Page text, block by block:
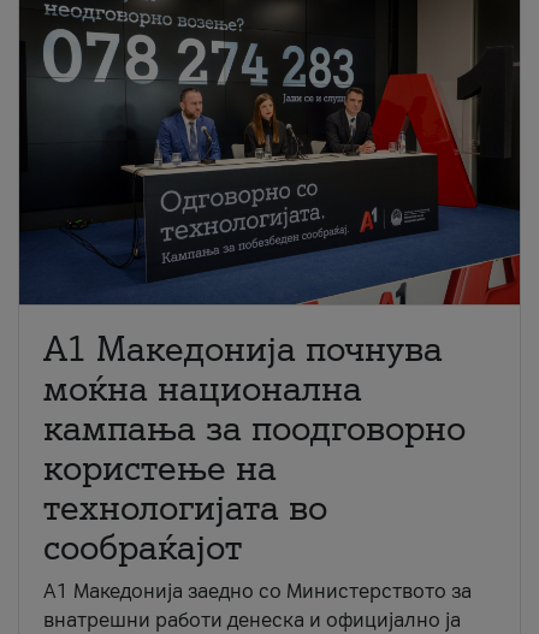
A1 Македонија почнува
моќна национална
кампања за поодговорно
користење на
технологијата во
сообраќајот
A1 Македонија заедно со Министерството за
внатрешни работи денеска и официјално ја